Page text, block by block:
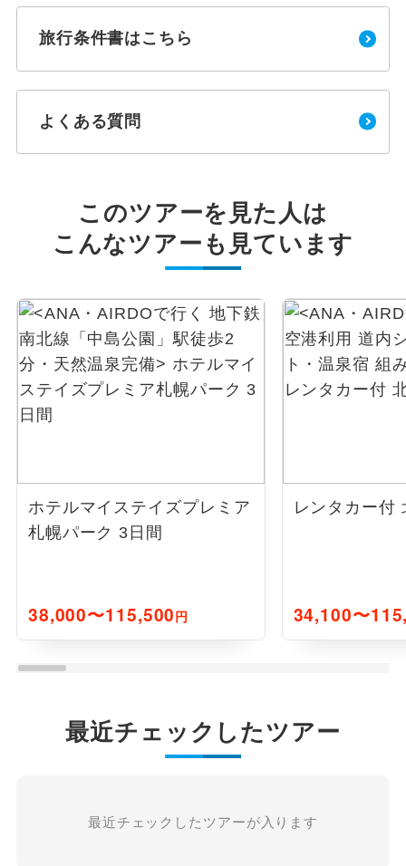
旅行条件書はこちら
よくある質問
このツアーを見た人は
こんなツアーも見ています
ホテルマイステイズプレミア
札幌パーク 3日間
38,000〜115,500円
レンタカー付
34,100〜
最近チェックしたツアー
最近チェックしたツアーが入ります